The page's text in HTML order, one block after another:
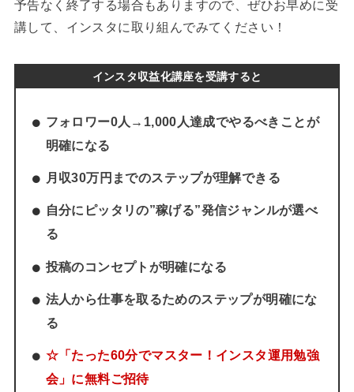
予告なく終了する場合もありますので、ぜひお早めに受
講して、インスタに取り組んでみてください！
インスタ収益化講座を受講すると
フォロワー0人→1,000人達成でやるべきことが
明確になる
月収30万円までのステップが理解できる
自分にピッタリの”稼げる”発信ジャンルが選べ
る
投稿のコンセプトが明確になる
法人から仕事を取るためのステップが明確にな
る
☆「たった60分でマスター！インスタ運用勉強
会」に無料ご招待